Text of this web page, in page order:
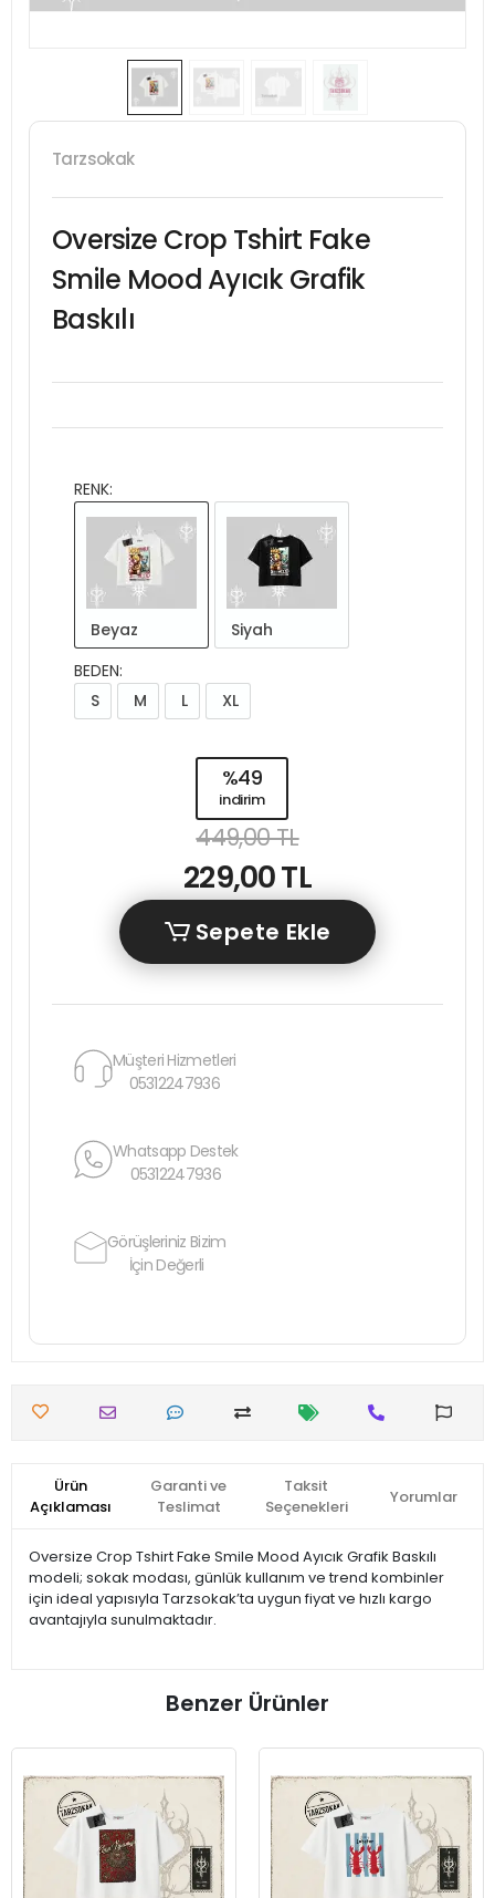
Tarzsokak
Oversize Crop Tshirt Fake
Smile Mood Ayıcık Grafik
Baskılı
RENK:
Beyaz
Siyah
BEDEN:
S
M L XL
%49
indirim
449,00 TL
229,00 TL
Sepete Ekle
Müşteri Hizmetleri
05312247936
Whatsapp Destek
05312247936
Görüşleriniz Bizim
İçin Değerli
Ürün
Açıklaması
Garanti ve
Teslimat
Taksit
Seçenekleri
Yorumlar
Oversize Crop Tshirt Fake Smile Mood Ayıcık Grafik Baskılı
modeli; sokak modası, günlük kullanım ve trend kombinler
için ideal yapısıyla Tarzsokak’ta uygun fiyat ve hızlı kargo
avantajıyla sunulmaktadır.
Benzer Ürünler